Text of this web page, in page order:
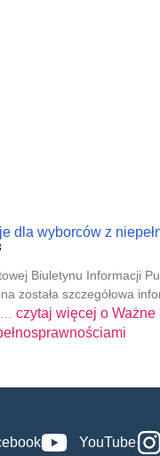
dla wyborców z
Biuletynu Informacji
została szczegółowa
czytaj więcej o Ważne
YouTube